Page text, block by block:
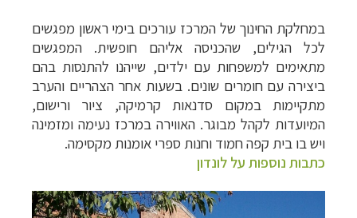
במחלקת החינוך של המרכז עורכים בימי ראשון מפגשים
לכל הגילים, שהכניסה אליהם חופשית. המפגשים
מתאימים למשפחות עם ילדים, שייהנו להתנסות בהם
ביצירה עם חומרים שונים. בשעות אחר הצהריים והערב
מתקיימות במקום סדנאות קרמיקה, ציור ורישום,
המיועדות לקהל מבוגר. האווירה במרכז נעימה ומזמינה
ויש בו בית קפה חמוד וחנות ספרי אומנות מקסימה.
כתבות נוספות על לונדון